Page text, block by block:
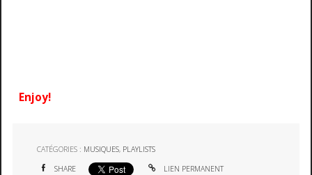
Enjoy!
CATÉGORIES : MUSIQUES, PLAYLISTS
SHARE LIEN PERMANENT